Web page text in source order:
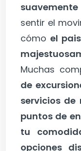
sentir el
cómoel
Muchas
de
servicios de
puntos de
tu
opciones